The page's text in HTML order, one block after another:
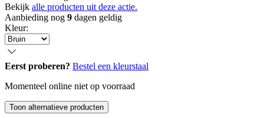
Bekijk alle producten uit deze actie.
Aanbieding nog 9 dagen geldig
Kleur:
Eerst proberen? Bestel een kleurstaal
Momenteel online niet op voorraad
Toon alternatieve producten